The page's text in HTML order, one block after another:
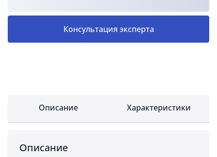
Консультация эксперта
Описание Характеристики
Описание